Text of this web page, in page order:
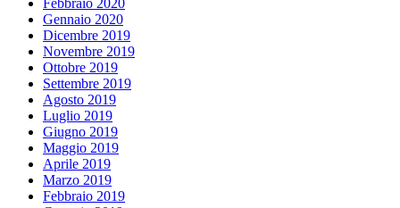
Febbraio 2020
Gennaio 2020
Dicembre 2019
Novembre 2019
Ottobre 2019
Settembre 2019
Agosto 2019
Luglio 2019
Giugno 2019
Maggio 2019
Aprile 2019
Marzo 2019
Febbraio 2019